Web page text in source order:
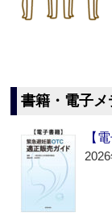
書籍・電子メ
【